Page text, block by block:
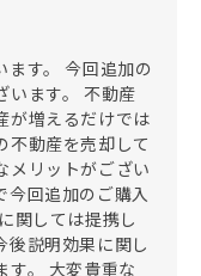
す。 今回追加の
います。 不動産
が増えるだけでは
不動産を売却して
メリットがござい
今回追加のご購入
関しては提携し
後説明効果に関し
す。 大変貴重な